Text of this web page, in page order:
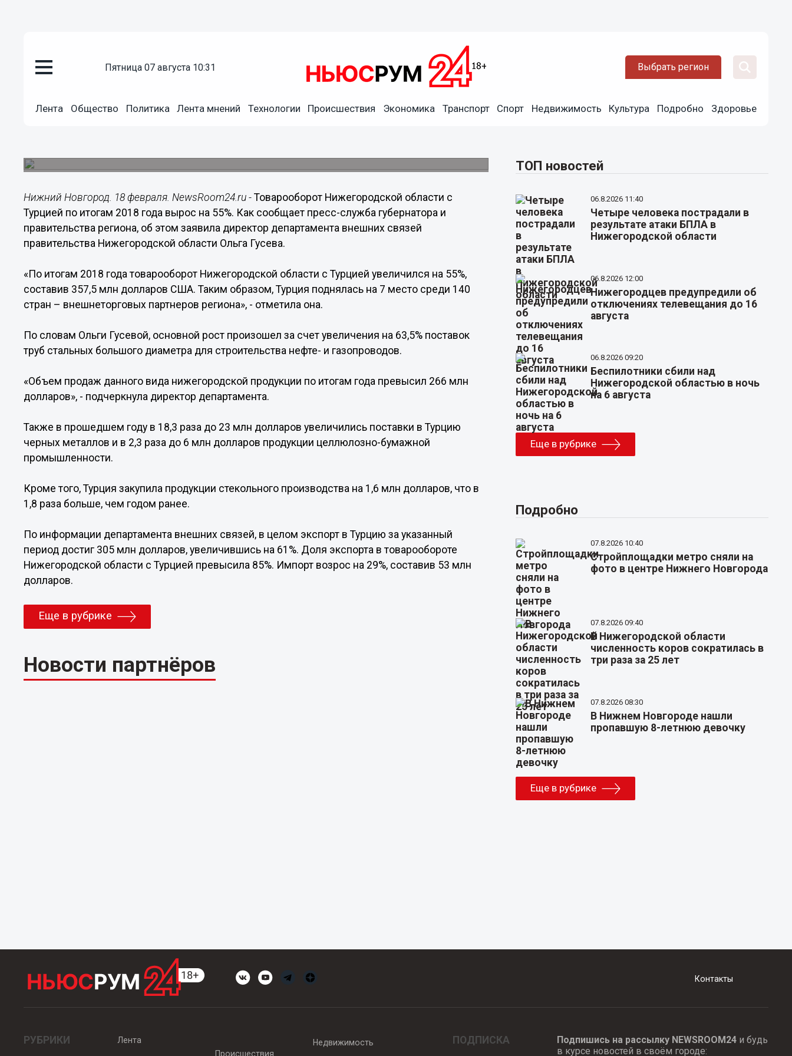
пятница 07 августа 10:31 Выбрать регион
Лента Общество Политика Лента мнений Технологии Происшествия Экономика Транспорт Спорт Недвижимость Культура Подробно Здоровье
Товарооборот Нижегородской области с Турцией вырос на
Нижний Новгород. 18 февраля. NewsRoom24.ru -Товарооборот Нижегородской области с
Турцией по итогам 2018 года вырос на 55%. Как сообщает пресс-служба губернатора и
правительства региона, об этом заявила директор департамента внешних связей
правительства Нижегородской области Ольга Гусева.
«По итогам 2018 года товарооборот Нижегородской области с Турцией увеличился на 55%,
составив 357,5 млн долларов США. Таким образом, Турция поднялась на 7 место среди 140
стран – внешнеторговых партнеров региона», - отметила она.
По словам Ольги Гусевой, основной рост произошел за счет увеличения на 63,5% поставок
труб стальных большого диаметра для строительства нефте- и газопроводов.
«Объем продаж данного вида нижегородской продукции по итогам года превысил 266 млн
долларов», - подчеркнула директор департамента.
Также в прошедшем году в 18,3 раза до 23 млн долларов увеличились поставки в Турцию
черных металлов и в 2,3 раза до 6 млн долларов продукции целлюлозно-бумажной
промышленности.
Кроме того, Турция закупила продукции стекольного производства на 1,6 млн долларов, что в
1,8 раза больше, чем годом ранее.
По информации департамента внешних связей, в целом экспорт в Турцию за указанный
период достиг 305 млн долларов, увеличившись на 61%. Доля экспорта в товарообороте
Нижегородской области с Турцией превысила 85%. Импорт возрос на 29%, составив 53 млн
долларов.
Еще в рубрике
Новости партнёров
ТОП новостей
06.8.2026 11:40
Четыре человека пострадали в
результате атаки БПЛА в
Нижегородской области
06.8.2026 12:00
Нижегородцев предупредили об
отключениях телевещания до 16
августа
06.8.2026 09:20
Беспилотники сбили над
Нижегородской областью в ночь
на 6 августа
Еще в рубрике
Подробно
07.8.2026 10:40
Стройплощадки метро сняли на
фото в центре Нижнего Новгорода
07.8.2026 09:40
В Нижегородской области
численность коров сократилась в
три раза за 25 лет
07.8.2026 08:30
В Нижнем Новгороде нашли
пропавшую 8-летнюю девочку
Еще в рубрике
Контакты
РУБРИКИ
Лента
Происшествия
Недвижимость ПОДПИСКА Подпишись на рассылку NEWSROOM24и будь
в курсе новостей в своём городе: